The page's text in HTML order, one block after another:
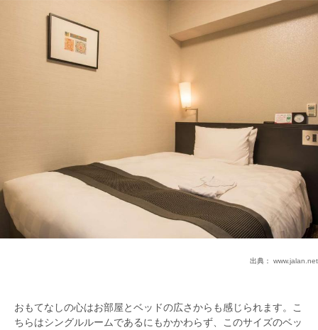
出典： www.jalan.net
おもてなしの心はお部屋とベッドの広さからも感じられます。こ
ちらはシングルルームであるにもかかわらず、このサイズのベッ